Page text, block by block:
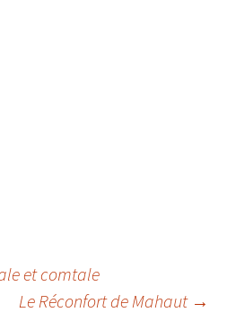
et comtale
Le Réconfort de Mahaut →